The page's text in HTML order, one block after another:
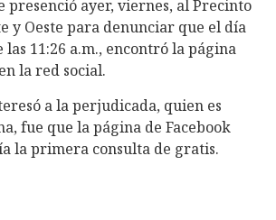
presenció ayer, viernes, al Precinto
y Oeste para denunciar que el día
las 11:26 a.m., encontró la página
la red social.
a la perjudicada, quien es
fue que la página de Facebook
la primera consulta de gratis.